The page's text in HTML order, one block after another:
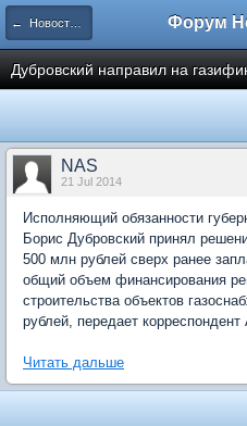
← Новости рынка недвижимости
Дубровский направил на
NAS
21 Jul 2014
Исполняющий обязанности
Борис Дубровский принял
500 млн рублей сверх ранее
общий объем финансирования
строительства объектов
рублей, передает
Читать дальше